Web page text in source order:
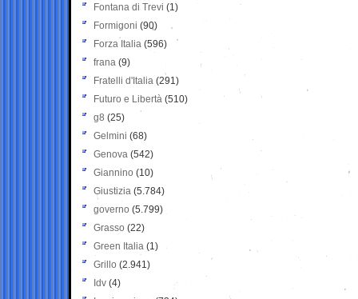
Fontana di Trevi (1)
Formigoni (90)
Forza Italia (596)
frana (9)
Fratelli d'Italia (291)
Futuro e Libertà (510)
g8 (25)
Gelmini (68)
Genova (542)
Giannino (10)
Giustizia (5.784)
governo (5.799)
Grasso (22)
Green Italia (1)
Grillo (2.941)
Idv (4)